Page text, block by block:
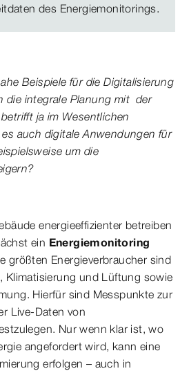
des Energiemonitorings.
Beispiele für die Digitalisierung
die integrale Planung mit der
ja im Wesentlichen
auch digitale Anwendungen für
um die
energieeffizienter betreiben
ein Energiemonitoring
größten Energieverbraucher sind
Klimatisierung und Lüftung sowie
Hierfür sind Messpunkte zur
Live-Daten von
Nur wenn klar ist, wo
angefordert wird, kann eine
erfolgen – auch in